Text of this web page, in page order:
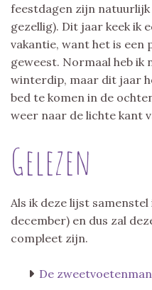
feestdagen zijn
gezellig). Dit jaar keek ik
vakantie, want het is een
geweest. Normaal heb ik
winterdip, maar dit jaar
bed te komen in de
weer naar de lichte kant
Gelezen
Als ik deze lijst
december) en dus zal
compleet zijn.
De zweetvoetenman